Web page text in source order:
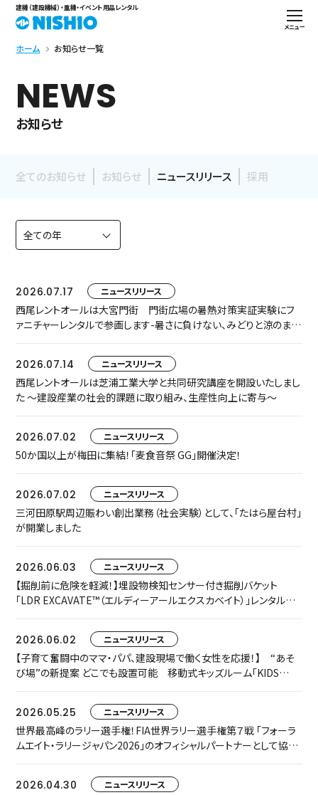
建機（建設機械）・重機・イベント用品レンタル
メニュー
ホーム お知らせ一覧
NEWS
お知らせ
全てのお知らせ お知らせ ニュースリリース 採用
2026.07.17 ニュースリリース
西尾レントオールは大宮門街 門街広場の暑熱対策実証実験にフ
ァニチャーレンタルで参画します-暑さに負けない、みどりと涼のまち
2026.07.14
ニュースリリース
西尾レントオールは芝浦工業大学と共同研究講座を開設いたしまし
た ～建設産業の社会的課題に取り組み、生産性向上に寄与～
2026.07.02 ニュースリリース
50か国以上が梅田に集結！「麦食音祭 GG」開催決定！
2026.07.02 ニュースリリース
三河田原駅周辺賑わい創出業務（社会実験）として、「たはら屋台村」
が開業しました
2026.06.03 ニュースリリース
【掘削前に危険を軽減！】埋設物検知センサー付き掘削バケット
「LDR EXCAVATE™（エルディーアールエクスカベイト）」レンタルを
2026.06.02
ニュースリリース
【子育て奮闘中のママ・パパ、建設現場で働く女性を応援！】 “あそ
び場”の新提案 どこでも設置可能 移動式キッズルーム「KIDS
2026.05.25
ニュースリリース
世界最高峰のラリー選手権！FIA世界ラリー選手権第７戦 「フォーラ
ムエイト・ラリージャパン2026」のオフィシャルパートナーとして協賛
2026.04.30
ニュースリリース